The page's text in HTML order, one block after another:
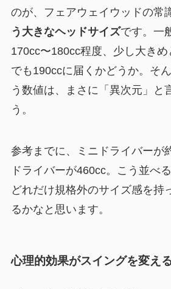
のが、フェアウェイウッドの常
う大きなヘッドサイズです。一
170cc〜180cc程度、少し大き
でも190ccに届くかどうか。そ
う数値は、まさに「異次元」と
う。
参考までに、ミニドライバーが
ドライバーが460cc。こう並べ
どれだけ規格外のサイズ感を持
るかなと思います。
心理的効果がスイングを変え